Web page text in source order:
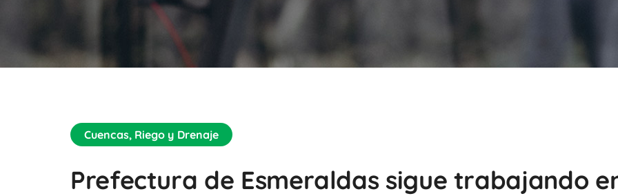
Cuencas, Riego y Drenaje
Prefectura de Esmeraldas sigue trabajando